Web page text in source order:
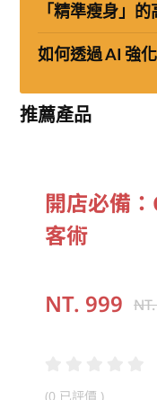
「精準瘦身」
如何透過 AI 強
推薦產品